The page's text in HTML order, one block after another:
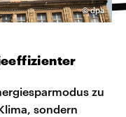
©dpa
zu
sondern